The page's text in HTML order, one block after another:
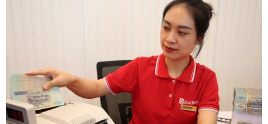
Màn xếp hình lá cờ đỏ sao vàng có sự tham gia của hàng
nghìn yogi trên cả nước. (Ảnh: BTC)
Á hậu Doanh nhân Quốc gia Việt Nam 2024
Đặng Thị Tân (Chánh văn phòng Liên đoàn Yoga
Hà Nội) vừa có màn kết nối cộng đồng yoga,
chào mừng Ngày Quốc tế Yoga 2026 (21/6/2026)